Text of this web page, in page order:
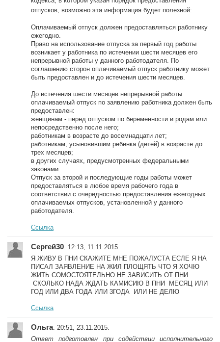
отпусков, возможно эта информация будет полезной:
Оплачиваемый отпуск должен предоставляться работнику
ежегодно.
Право на использование отпуска за первый год работы
возникает у работника по истечении шести месяцев его
непрерывной работы у данного работодателя. По
соглашению сторон оплачиваемый отпуск работнику может
быть предоставлен и до истечения шести месяцев.
До истечения шести месяцев непрерывной работы
оплачиваемый отпуск по заявлению работника должен быть
предоставлен:
женщинам - перед отпуском по беременности и родам или
непосредственно после него;
работникам в возрасте до восемнадцати лет;
работникам, усыновившим ребенка (детей) в возрасте до
трех месяцев;
в других случаях, предусмотренных федеральными
законами.
Отпуск за второй и последующие годы работы может
предоставляться в любое время рабочего года в
соответствии с очередностью предоставления ежегодных
оплачиваемых отпусков, установленной у данного
работодателя.
Ссылка
Сергей30 . 12:13, 11.11.2015.
Я ЖИВУ В ПНИ СКАЖИТЕ МНЕ ПОЖАЛУСТА ЕСЛЕ Я НА
ПИСАЛ ЗАЯВЛЕНИЕ НА ЖИЛ ПЛОЩЯТЬ ЧТО Я ХОЧЮ
ЖИТЬ СОМОСТОЯТЕЛЬНО НЕ ЗАВИСИТЬ ОТ ПНИ
СКОЛЬКО НАДА ЖДАТЬ КАМИСИЮ В ПНИ МЕСЯЦ ИЛИ
ГОД ИЛИ ДВА ГОДА ИЛИ 3ГОДА ИЛИ НЕ ДЕЛЮ
Ссылка
Ольга. 20:51, 23.11.2015.
Ответ подготовлен при содействии исполнительного